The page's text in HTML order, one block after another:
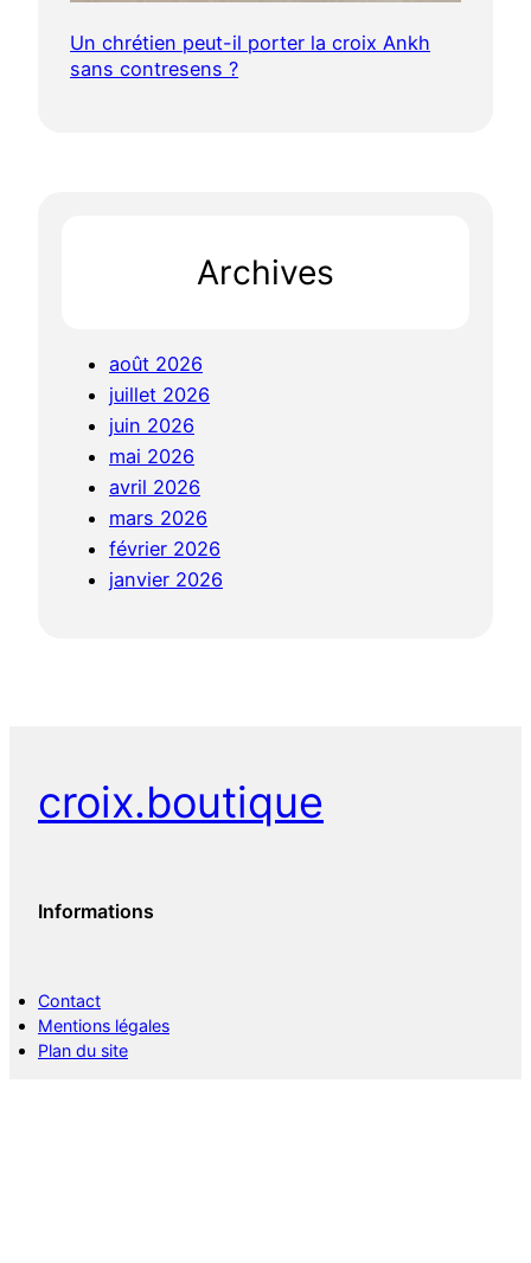
Un chrétien peut-il porter la croix Ankh
sans contresens ?
Archives
août 2026
juillet 2026
juin 2026
mai 2026
avril 2026
mars 2026
février 2026
janvier 2026
croix.boutique
Informations
Contact
Mentions légales
Plan du site